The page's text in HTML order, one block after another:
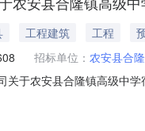
工程建筑 工程
招标单位： 农安县合
关于农安县合隆镇高级中
目名称：农安县合隆镇